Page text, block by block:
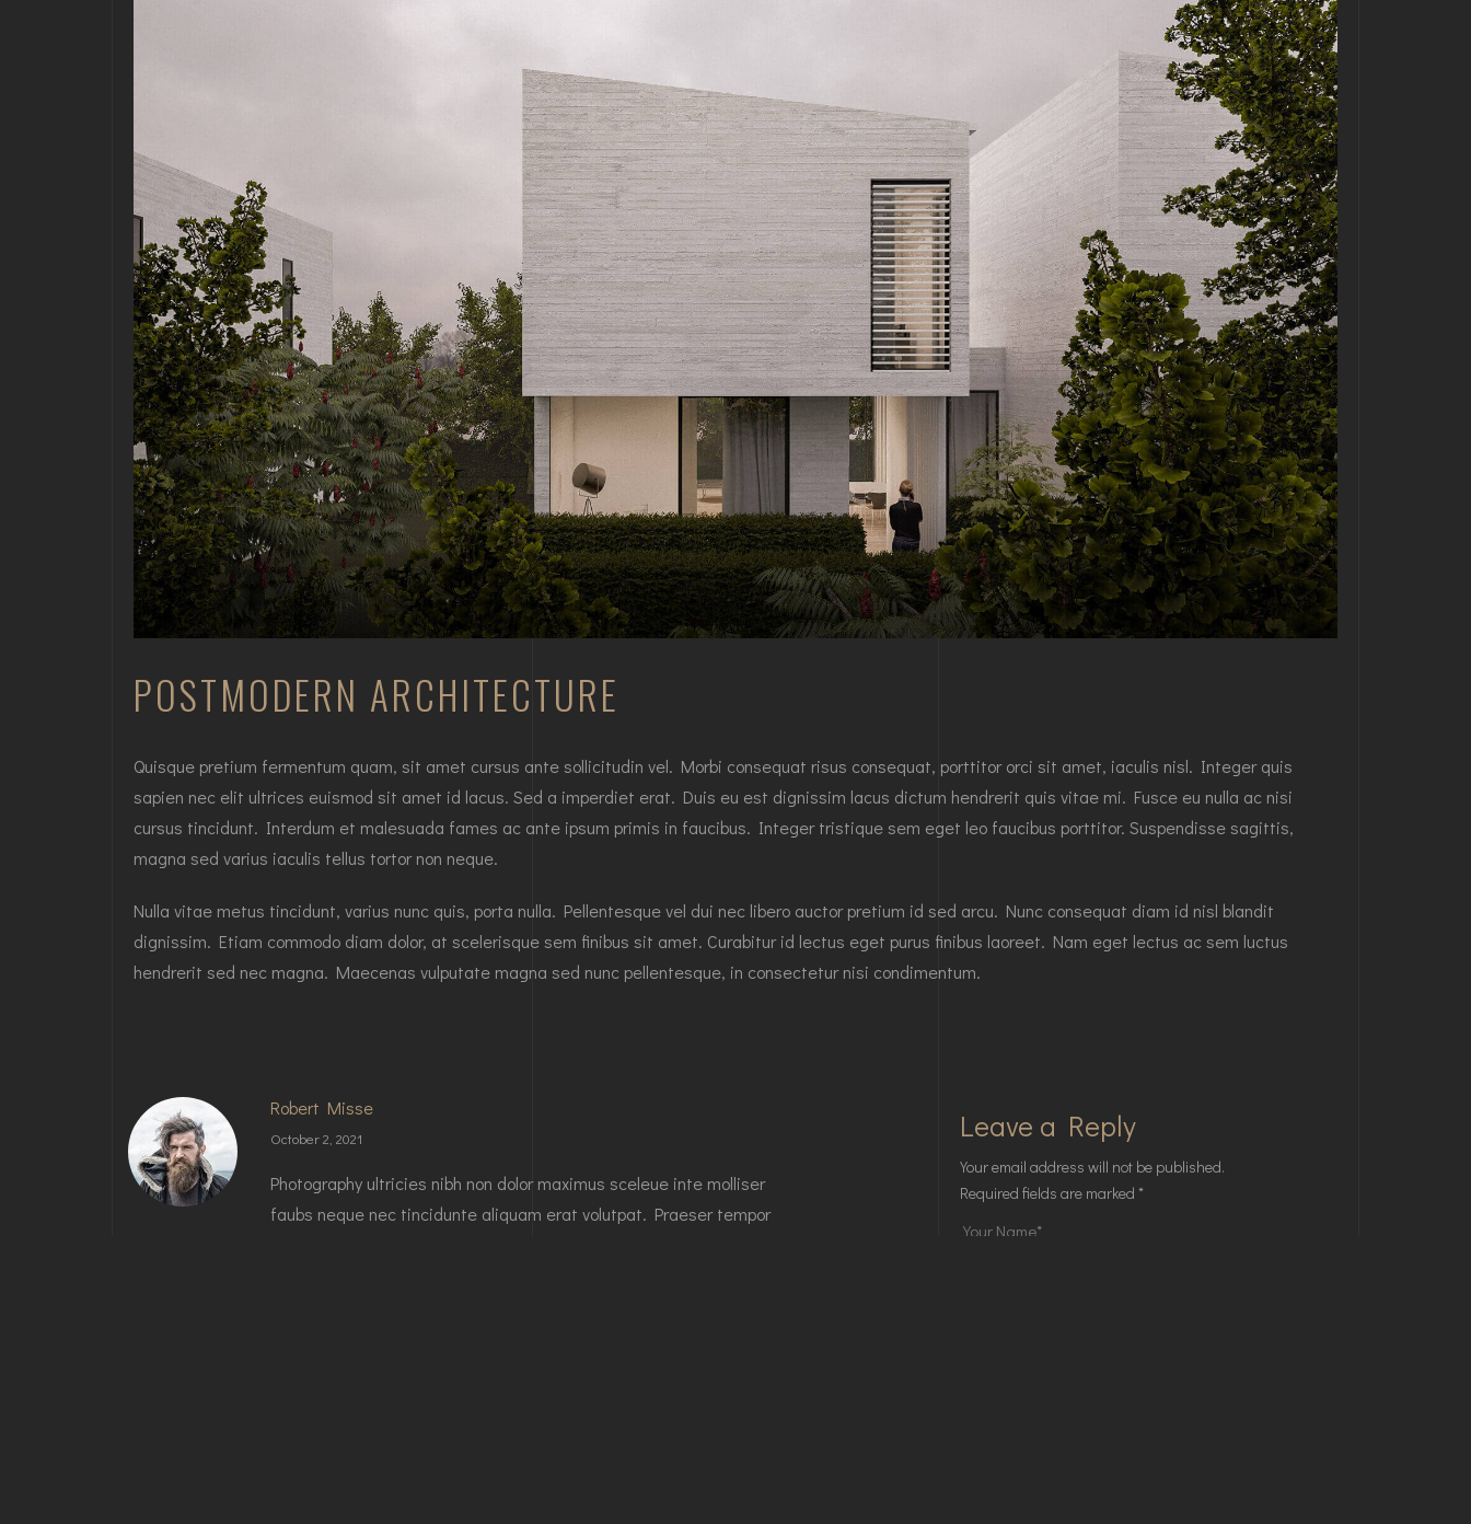
POSTMODERN ARCHITECTURE
Quisque pretium fermentum quam, sit amet cursus ante sollicitudin vel. Morbi consequat risus consequat, porttitor orci sit amet, iaculis nisl. Integer quis
sapien nec elit ultrices euismod sit amet id lacus. Sed a imperdiet erat. Duis eu est dignissim lacus dictum hendrerit quis vitae mi. Fusce eu nulla ac nisi
cursus tincidunt. Interdum et malesuada fames ac ante ipsum primis in faucibus. Integer tristique sem eget leo faucibus porttitor. Suspendisse sagittis,
magna sed varius iaculis tellus tortor non neque.
Nulla vitae metus tincidunt, varius nunc quis, porta nulla. Pellentesque vel dui nec libero auctor pretium id sed arcu. Nunc consequat diam id nisl blandit
dignissim. Etiam commodo diam dolor, at scelerisque sem finibus sit amet. Curabitur id lectus eget purus finibus laoreet. Nam eget lectus ac sem luctus
hendrerit sed nec magna. Maecenas vulputate magna sed nunc pellentesque, in consectetur nisi condimentum.
Robert Misse
October 2, 2021
Photography ultricies nibh non dolor maximus sceleue inte molliser
faubs neque nec tincidunte aliquam erat volutpat. Praeser tempor
Leave a Reply
Your email address will not be published.
Required fields are marked *